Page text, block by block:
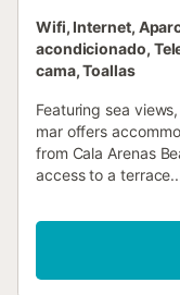
Wifi, Internet,
acondicionado,
cama, Toallas
Featuring sea
mar offers
from Cala Arenas
access to a